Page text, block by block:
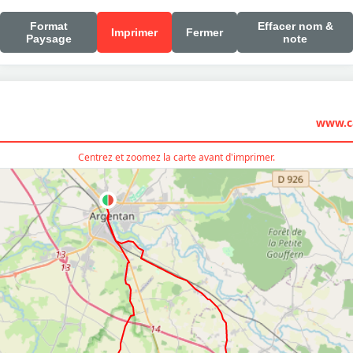
Format
Paysage
Imprimer Fermer
Effacer nom &
note
Centrez et zoomez la carte avant d'imprimer.